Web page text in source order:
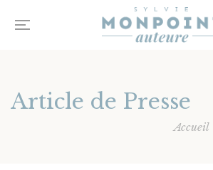
Article de Presse
Accueil